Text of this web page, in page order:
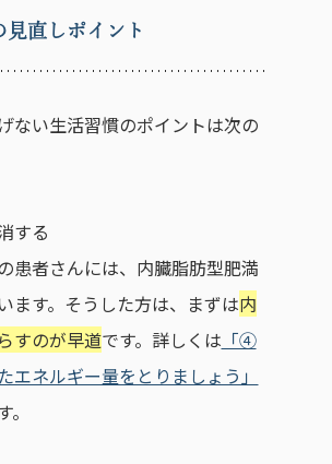
見直しポイント
ない生活習慣のポイントは次の
する
患者さんには、内臓脂肪型肥満
ます。そうした方は、まずは内
すのが早道です。詳しくは 「④
エネルギー量をとりましょう」